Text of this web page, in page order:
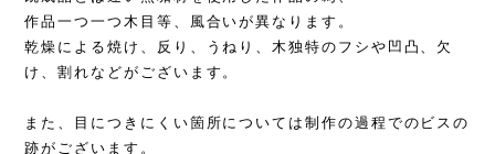
作品一つ一つ木目等、風合いが異なります。
乾燥による焼け、反り、うねり、木独特のフシや凹凸、欠
け、割れなどがございます。
また、目につきにくい箇所については制作の過程でのビスの
跡がございます。